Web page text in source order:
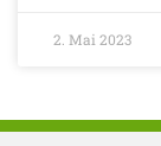
2. Mai 2023